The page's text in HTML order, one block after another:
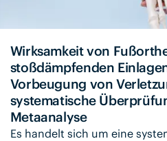
Wirksamkeit von
stoßdämpfenden
Vorbeugung von
systematische
Metaanalyse
Es handelt sich um eine